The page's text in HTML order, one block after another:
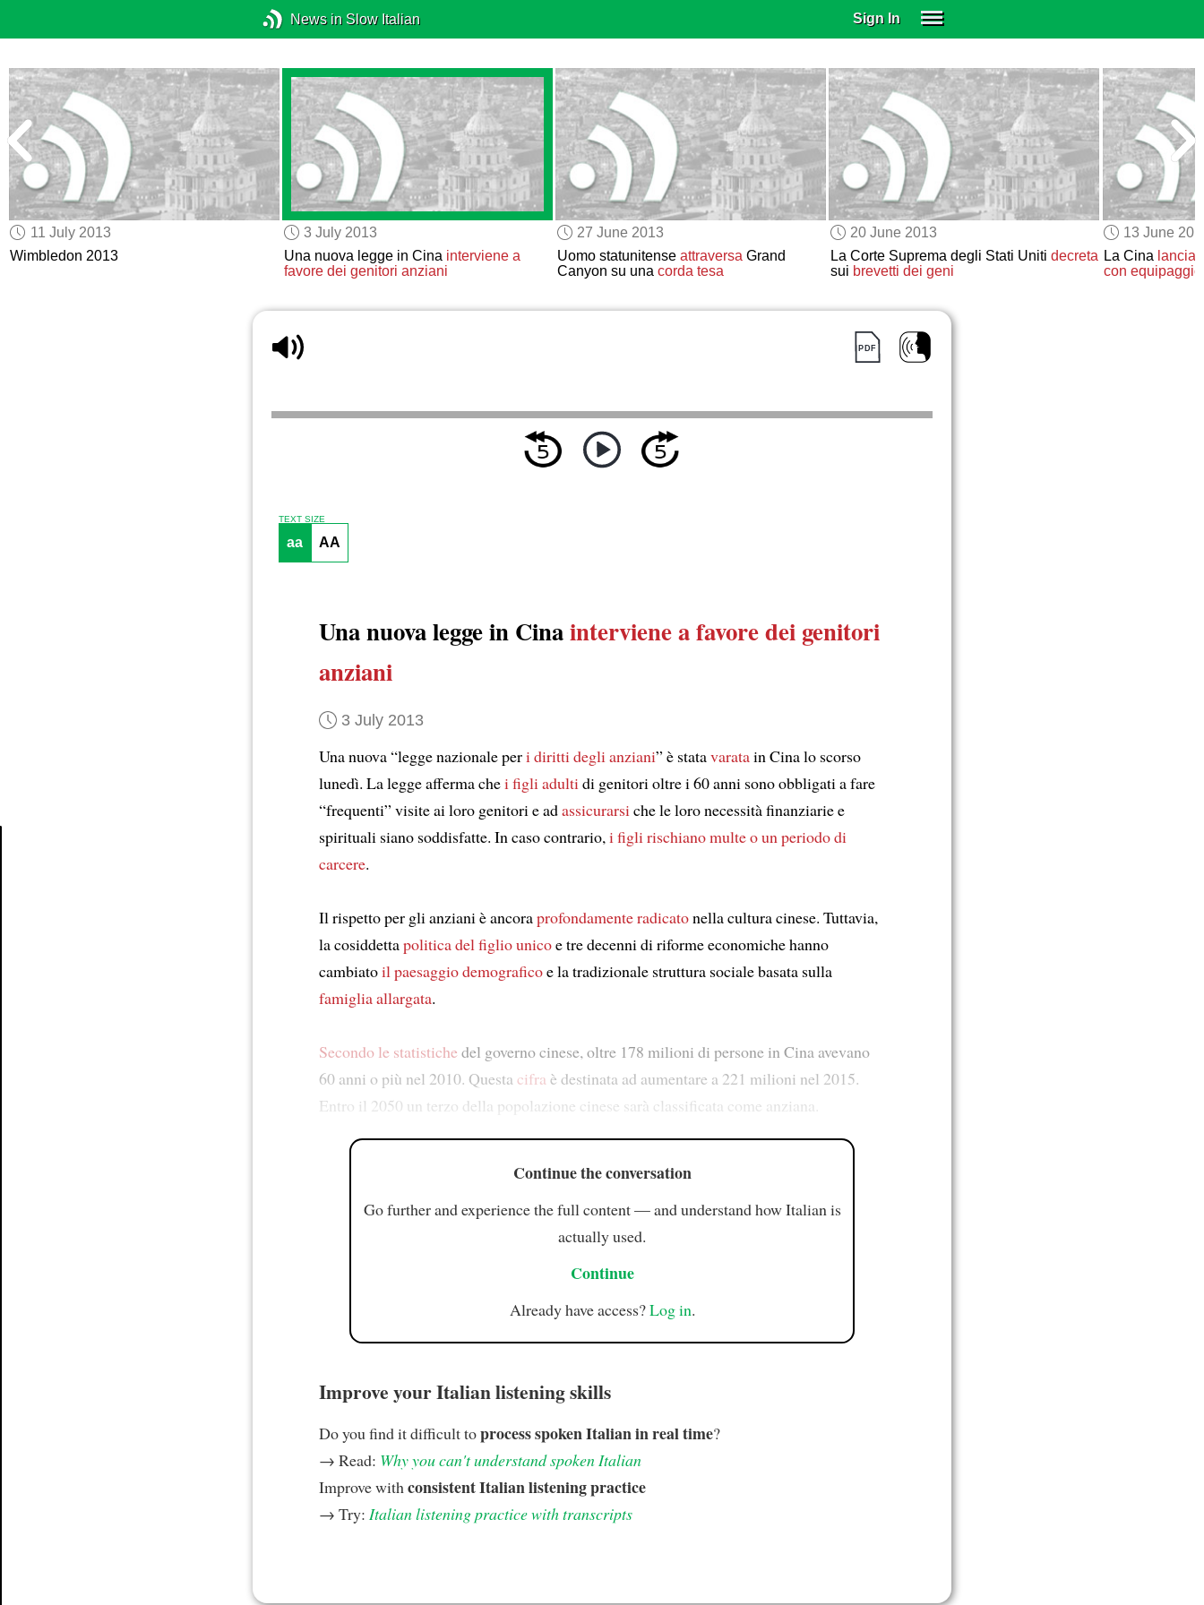
News in Slow Italian Sign In
SUBSCRIBE
EDUCATIONAL LICENSES
GIFT CARDS
OTHER LANGUAGES
ABOUT US
ALEXA
ADJUST COLORS
11 July 2013
Wimbledon 2013
3 July 2013
Una nuova legge in Cina interviene a
favore dei genitori anziani
27 June 2013
Uomo statunitense attraversaGrand
Canyon su una corda tesa
20 June 2013
La Corte Suprema degli Stati Uniti decreta
sui brevetti dei geni
13 June
La Cina lancia
con
TEXT SIZE
aa AA
Una nuova legge in Cinainterviene a favore dei genitori
anziani
3 July 2013
Una nuova “legge nazionale peri diritti degli anziani” è statavaratain Cina lo scorso
lunedì. La legge afferma chei figli adultidi genitori oltre i 60 anni sono obbligati a fare
“frequenti” visite ai loro genitori e adassicurarsiche le loro necessità finanziarie e
spirituali siano soddisfatte. In caso contrario,i figli rischiano multe o un periodo di
carcere.
Il rispetto per gli anziani è ancoraprofondamente radicatonella cultura cinese. Tuttavia,
la cosiddettapolitica del figlio unicoe tre decenni di riforme economiche hanno
cambiatoil paesaggio demograficoe la tradizionale struttura sociale basata sulla
famiglia allargata.
Secondo le statistichedel governo cinese, oltre 178 milioni di persone in Cina avevano
60 anni o più nel 2010. Questacifra è destinata ad aumentare a 221 milioni nel 2015.
Entro il 2050 un terzo della popolazione cinese sarà classificata come anziana.
Continue the conversation
Go further and experience the full content — and understand how Italian is
actually used.
Continue
Already have access?Log in.
Improve your Italian listening skills
Do you find it difficult toprocess spoken Italian in real time?
→ Read: Why you can't understand spoken Italian
Improve withconsistent Italian listening practice
→ Try: Italian listening practice with transcripts